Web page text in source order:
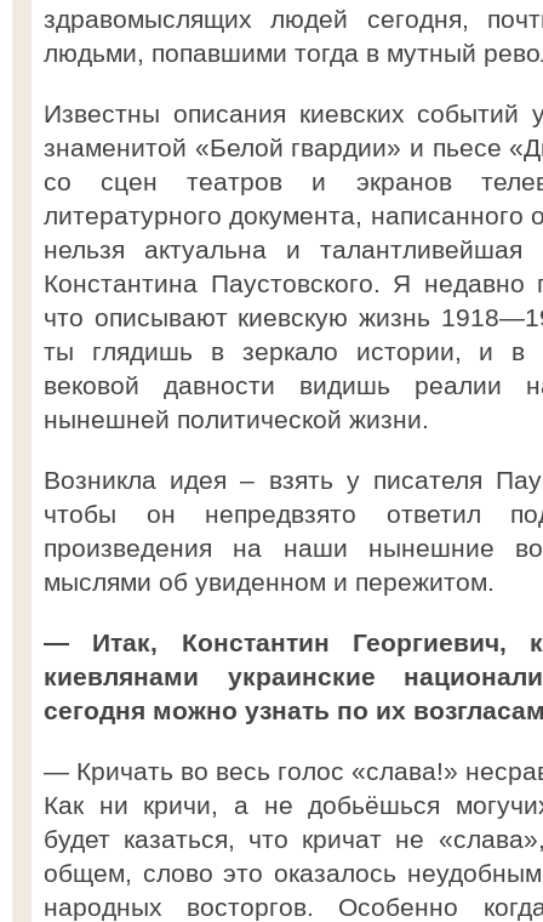
здравомыслящих людей сегодня,
людьми, попавшими тогда в мутный
Известны описания киевских событий
знаменитой «Белой гвардии» и пьесе
со сцен театров и экранов
литературного документа, написанного
нельзя актуальна и
Константина Паустовского. Я
что описывают киевскую жизнь
ты глядишь в зеркало истории, и в
вековой давности видишь реалии
нынешней политической жизни.
Возникла идея – взять у писателя
чтобы он непредвзято ответил
произведения на наши нынешние
мыслями об увиденном и пережитом.
— Итак, Константин Георгиевич,
киевлянами украинские
сегодня можно узнать по их
— Кричать во весь голос «слава!»
Как ни кричи, а не добьёшься
будет казаться, что кричат не
общем, слово это оказалось
народных восторгов. Особенно